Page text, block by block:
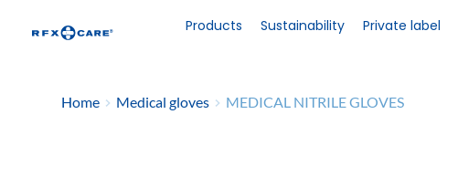
content
Products Sustainability Private label
Home Medical gloves MEDICAL NITRILE GLOVES